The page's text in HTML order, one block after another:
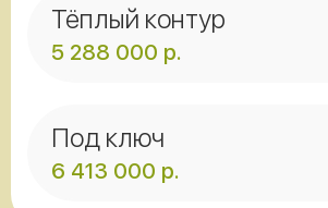
Тёплый контур
5 288 000 р.
Под ключ
6 413 000 р.